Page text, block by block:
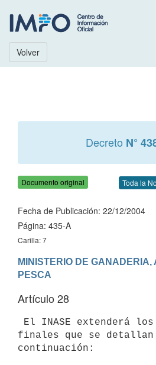
Volver
Decreto N°
Documento original Toda la
Fecha de Publicación: 22/12/2004
Página: 435-A
Carilla: 7
MINISTERIO DE GANADERIA,
PESCA
Artículo 28
finales que se detallan
continuación: